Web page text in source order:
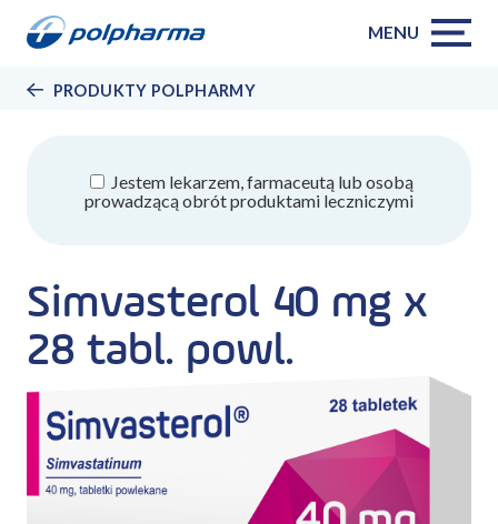
MENU
PRODUKTY POLPHARMY
Jestem lekarzem, farmaceutą lub osobą
prowadzącą obrót produktami leczniczymi
Simvasterol 40 mg x
28 tabl. powl.